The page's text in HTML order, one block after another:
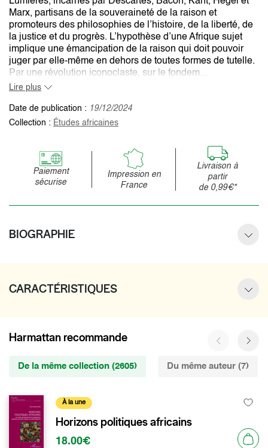
Marx, partisans de la souveraineté de la raison et
promoteurs des philosophies de l’histoire, de la liberté, de
la justice et du progrès. L’hypothèse d’une Afrique sujet
implique une émancipation de la raison qui doit pouvoir
juger par elle-même en dehors de toutes formes de tutelle.
Par une révolution iconoclaste, sur le fondem...
Lire plus
Date de publication : 19/12/2024
Collection : Études africaines
Paiement
sécurise
Impression en
France
Livraison à
partir
de 0,99€*
BIOGRAPHIE
CARACTÉRISTIQUES
Harmattan recommande
De la même collection (2605) Du même auteur (7)
À la une
Horizons politiques africains
18.00€